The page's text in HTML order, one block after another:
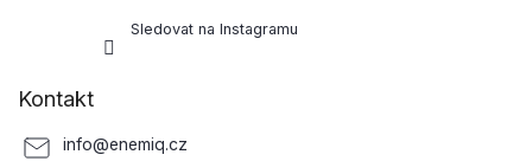
Sledovat na Instagramu
Kontakt
info@enemiq.cz